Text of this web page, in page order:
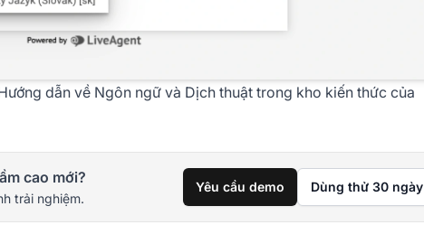
dẫn về Ngôn ngữ và Dịch thuật trong kho kiến thức của
cao mới?
trải nghiệm.
Yêu cầu demo Dùng thử 30 ngày